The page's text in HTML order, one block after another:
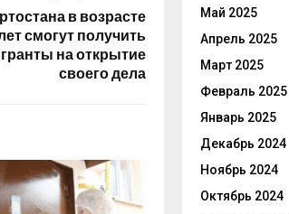
в возрасте
смогут получить
на открытие
своего дела
Май 2025
Апрель 2025
Март 2025
Февраль 2025
Январь 2025
Декабрь 2024
Ноябрь 2024
Октябрь 2024